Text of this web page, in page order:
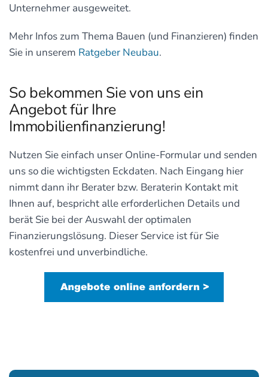
Unternehmer ausgeweitet.
Mehr Infos zum Thema Bauen (und Finanzieren) finden
Sie in unserem Ratgeber Neubau.
So bekommen Sie von uns ein
Angebot für Ihre
Immobilienfinanzierung!
Nutzen Sie einfach unser Online-Formular und senden
uns so die wichtigsten Eckdaten. Nach Eingang hier
nimmt dann ihr Berater bzw. Beraterin Kontakt mit
Ihnen auf, bespricht alle erforderlichen Details und
berät Sie bei der Auswahl der optimalen
Finanzierungslösung. Dieser Service ist für Sie
kostenfrei und unverbindliche.